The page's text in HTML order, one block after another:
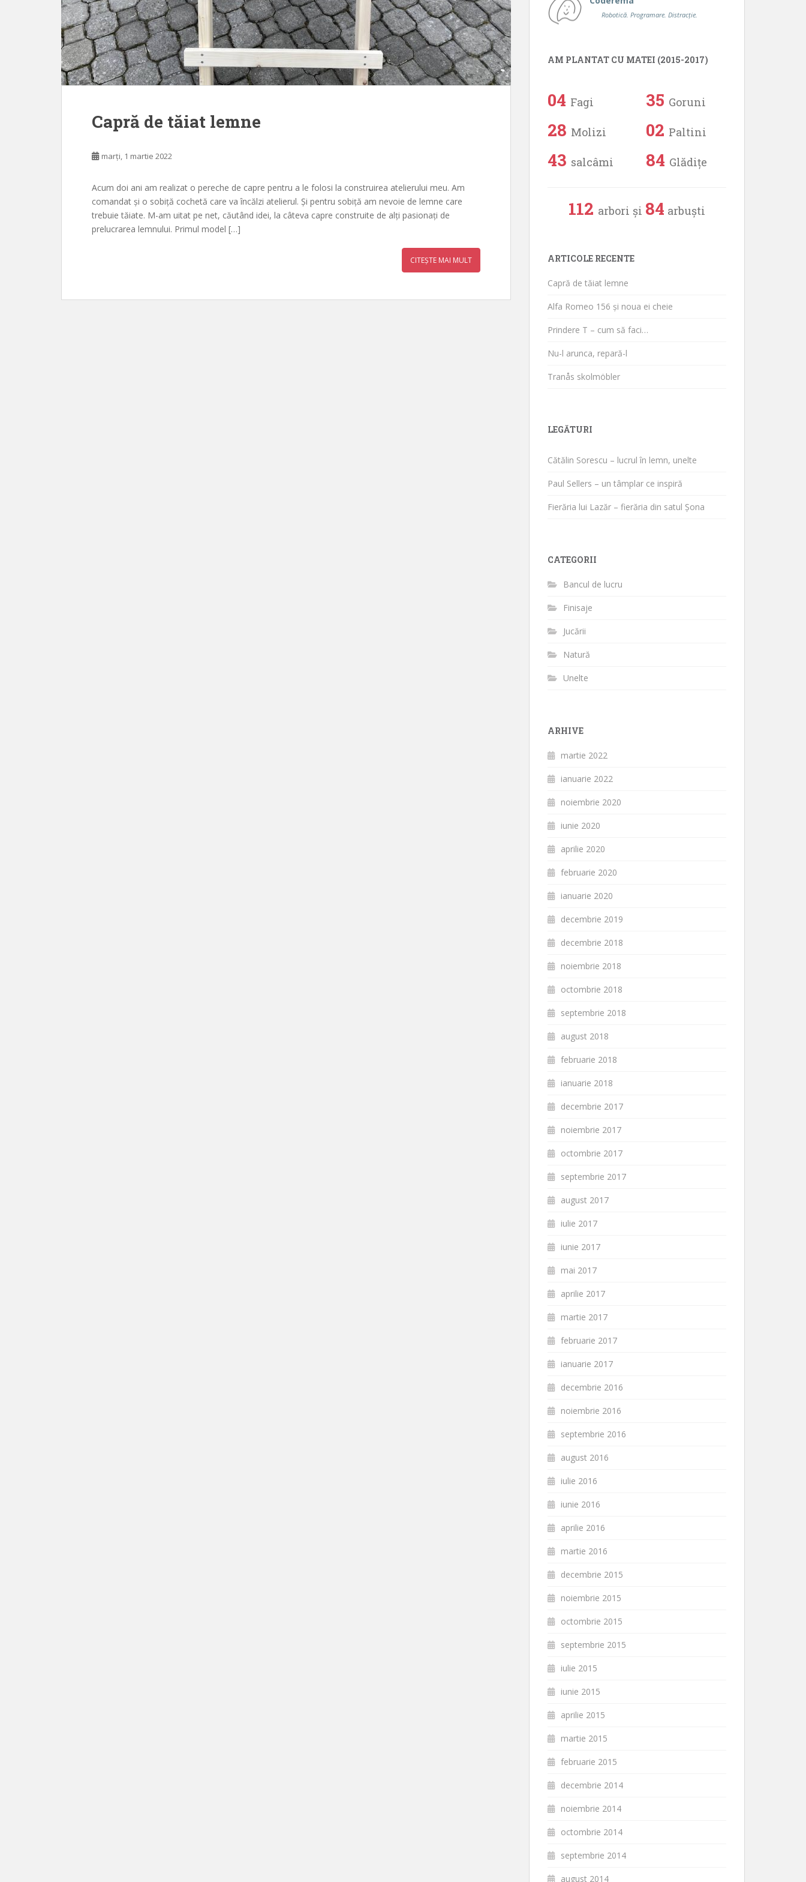
Capră de tăiat lemne
marți, 1 martie 2022
Acum doi ani am realizat o pereche de capre pentru a le folosi la construirea atelierului meu. Am
comandat și o sobiță cochetă care va încălzi atelierul. Și pentru sobiță am nevoie de lemne care
trebuie tăiate. M-am uitat pe net, căutând idei, la câteva capre construite de alți pasionați de
prelucrarea lemnului. Primul model […]
CITEȘTE MAI MULT
Robotică. Programare. Distracție.
AM PLANTAT CU MATEI (2015-2017)
04 Fagi
28 Molizi
43 salcâmi
35 Goruni
02 Paltini
84 Glădițe
112 arbori și 84 arbuști
ARTICOLE RECENTE
Capră de tăiat lemne
Alfa Romeo 156 și noua ei cheie
Prindere T – cum să faci…
Nu-l arunca, repară-l
Tranås skolmöbler
LEGĂTURI
Cătălin Sorescu – lucrul în lemn, unelte
Paul Sellers – un tâmplar ce inspiră
Fierăria lui Lazăr – fierăria din satul Șona
CATEGORII
Bancul de lucru
Finisaje
Jucării
Natură
Unelte
ARHIVE
martie 2022
ianuarie 2022
noiembrie 2020
iunie 2020
aprilie 2020
februarie 2020
ianuarie 2020
decembrie 2019
decembrie 2018
noiembrie 2018
octombrie 2018
septembrie 2018
august 2018
februarie 2018
ianuarie 2018
decembrie 2017
noiembrie 2017
octombrie 2017
septembrie 2017
august 2017
iulie 2017
iunie 2017
mai 2017
aprilie 2017
martie 2017
februarie 2017
ianuarie 2017
decembrie 2016
noiembrie 2016
septembrie 2016
august 2016
iulie 2016
iunie 2016
aprilie 2016
martie 2016
decembrie 2015
noiembrie 2015
octombrie 2015
septembrie 2015
iulie 2015
iunie 2015
aprilie 2015
martie 2015
februarie 2015
decembrie 2014
noiembrie 2014
octombrie 2014
septembrie 2014
august 2014